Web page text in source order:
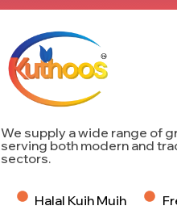
We supply a wide range of
serving both modern and
sectors.
Halal Kuih Muih